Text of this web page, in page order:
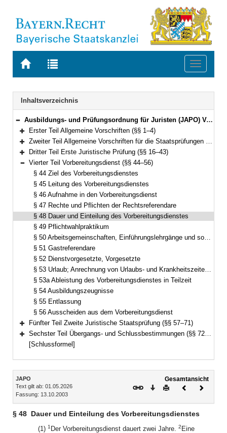
Zur
BAYERN.RECHT
Zur
letzten
Suche
Toggle
Navigation
Inhaltsverzeichnis
Bereich reduzieren
Ausbildungs- und Prüfungsordnung für Juristen (JAPO) Vom 13. Oktober 2003 (GVBl. S. 758) BayRS 2038-3-3-11-J (§§ 1–73)
Bereich erweitern
Erster Teil Allgemeine Vorschriften (§§ 1–4)
Bereich erweitern
Zweiter Teil Allgemeine Vorschriften für die Staatsprüfungen (§§ 5–15)
Bereich erweitern
Dritter Teil Erste Juristische Prüfung (§§ 16–43)
Bereich reduzieren
Vierter Teil Vorbereitungsdienst (§§ 44–56)
§ 44 Ziel des Vorbereitungsdienstes
§ 45 Leitung des Vorbereitungsdienstes
§ 46 Aufnahme in den Vorbereitungsdienst
§ 47 Rechte und Pflichten der Rechtsreferendare
§ 48 Dauer und Einteilung des Vorbereitungsdienstes
§ 49 Pflichtwahlpraktikum
§ 50 Arbeitsgemeinschaften, Einführungslehrgänge und sonstige Lehrgänge
§ 51 Gastreferendare
§ 52 Dienstvorgesetzte, Vorgesetzte
§ 53 Urlaub; Anrechnung von Urlaubs- und Krankheitszeiten auf den Vorbereitungsdienst
§ 53a Ableistung des Vorbereitungsdienstes in Teilzeit
§ 54 Ausbildungszeugnisse
§ 55 Entlassung
§ 56 Ausscheiden aus dem Vorbereitungsdienst
Bereich erweitern
Fünfter Teil Zweite Juristische Staatsprüfung (§§ 57–71)
Bereich erweitern
Sechster Teil Übergangs- und Schlussbestimmungen (§§ 72–73)
[Schlussformel]
Inhalt
JAPO
Text gilt ab: 01.05.2026
Fassung: 13.10.2003
Gesamtansicht
Download
DruckenVorheriges
§ 48 Dauer und Einteilung des Vorbereitungsdienstes
(1) 1 Der Vorbereitungsdienst dauert zwei Jahre. 2 Eine